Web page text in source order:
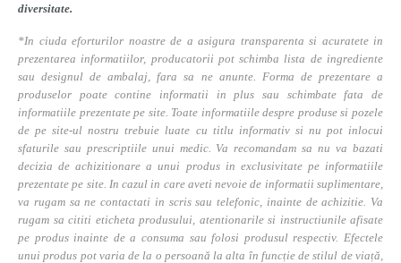
diversitate.
*In ciuda eforturilor noastre de a asigura transparenta si acuratete in
prezentarea informatiilor, producatorii pot schimba lista de ingrediente
sau designul de ambalaj, fara sa ne anunte. Forma de prezentare a
produselor poate contine informatii in plus sau schimbate fata de
informatiile prezentate pe site. Toate informatiile despre produse si pozele
de pe site-ul nostru trebuie luate cu titlu informativ si nu pot inlocui
sfaturile sau prescriptiile unui medic. Va recomandam sa nu va bazati
decizia de achizitionare a unui produs in exclusivitate pe informatiile
prezentate pe site. In cazul in care aveti nevoie de informatii suplimentare,
va rugam sa ne contactati in scris sau telefonic, inainte de achizitie. Va
rugam sa cititi eticheta produsului, atentionarile si instructiunile afisate
pe produs inainte de a consuma sau folosi produsul respectiv. Efectele
unui produs pot varia de la o persoană la alta în funcție de stilul de viață,